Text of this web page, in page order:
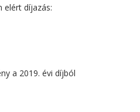
elért díjazás:
a 2019. évi díjból